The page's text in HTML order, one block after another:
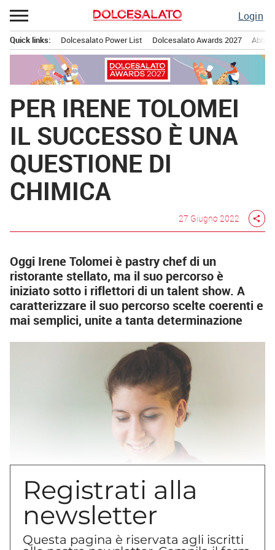
Passa
al
contenuto
Login
principale
Quick links: Dolcesalato Power List Dolcesalato Awards 2027
PER IRENE TOLOMEI
IL SUCCESSO È UNA
QUESTIONE DI
CHIMICA
27 Giugno 2022 share
Oggi Irene Tolomei è pastry chef di un
ristorante stellato, ma il suo percorso è
iniziato sotto i riflettori di un talent show. A
caratterizzare il suo percorso scelte coerenti e
mai semplici, unite a tanta determinazione
Nel 2018 la partecipazione aBake Off Italia
Registrati alla
newsletter
Questa pagina è riservata agli iscritti